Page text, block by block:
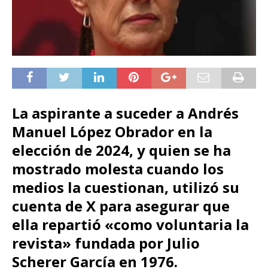
La aspirante a suceder a Andrés
Manuel López Obrador en la
elección de 2024, y quien se ha
mostrado molesta cuando los
medios la cuestionan, utilizó su
cuenta de X para asegurar que
ella repartió «como voluntaria la
revista» fundada por Julio
Scherer García en 1976.